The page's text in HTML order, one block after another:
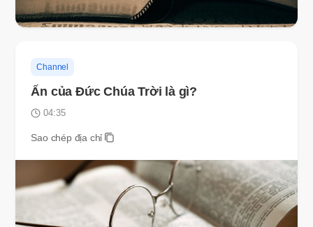
Channel
Ấn của Ðức Chúa Trời là gì?
04:35
Sao chép địa chỉ